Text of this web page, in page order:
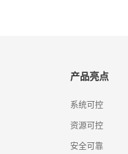
产品亮点
系统可控
资源可控
安全可靠